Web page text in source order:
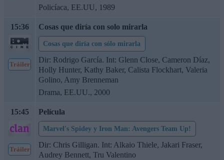
Policíaca, EE.UU, 1989
15:36
Tráiler
Cosas que diría con solo mirarla
Cosas que diría con sólo mirarla
Dir: Rodrigo García. Int: Glenn Close, Cameron Díaz,
Holly Hunter, Kathy Baker, Calista Flockhart, Valeria
Golino, Amy Brenneman
Drama, EE.UU., 2000
15:45
Tráiler
Película
Marvel's Spidey y Iron Man: Avengers Team Up!
Dir: Chris Gilligan. Int: Alkaio Thiele, Jakari Fraser,
Audrey Bennett, Tru Valentino